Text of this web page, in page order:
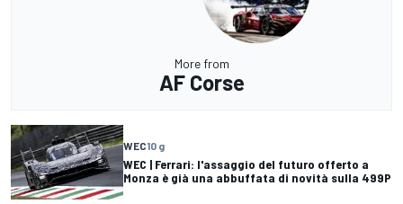
More from
AF Corse
WEC10 g
WEC | Ferrari: l'assaggio del futuro offerto a
Monza è già una abbuffata di novità sulla 499P